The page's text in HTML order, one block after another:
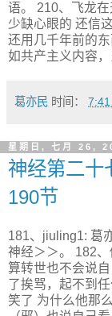
语。 210、飞龙
少缺心眼的 还信
还用几千年前的
如共产主义内容，
葛亦民 时间：
星期日, 七月 26,
神经第二十
190节
181、jiuling1: 葛
神经＞＞。 182
算转世也不会说
了挨骂，起不到
笑了 为什么他那